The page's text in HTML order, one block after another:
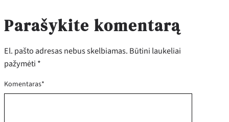
Parašykite komentarą
El. pašto adresas nebus skelbiamas. Būtini laukeliai
pažymėti *
Komentaras*